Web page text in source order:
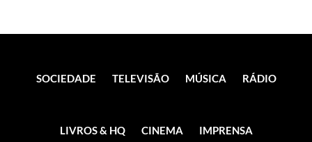
SOCIEDADE TELEVISÃO MÚSICA RÁDIO
LIVROS & HQ CINEMA IMPRENSA